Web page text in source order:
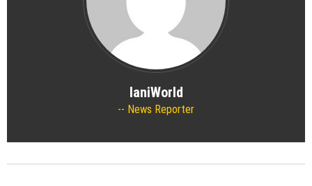
IaniWorld
News Reporter